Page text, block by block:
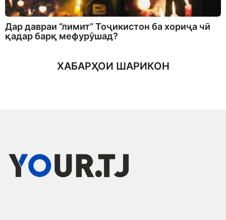
Дар давраи “лимит” Тоҷикистон ба хориҷа чӣ
қадар барқ мефурӯшад?
ХАБАРҲОИ ШАРИКОН